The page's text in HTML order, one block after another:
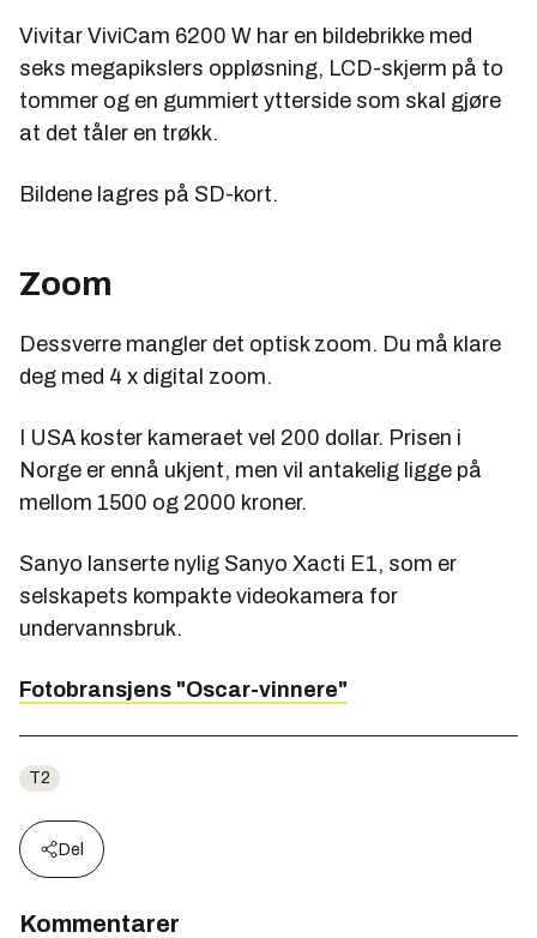
Vivitar ViviCam 6200 W har en bildebrikke med
seks megapikslers oppløsning, LCD-skjerm på to
tommer og en gummiert ytterside som skal gjøre
at det tåler en trøkk.
Bildene lagres på SD-kort.
Zoom
Dessverre mangler det optisk zoom. Du må klare
deg med 4 x digital zoom.
I USA koster kameraet vel 200 dollar. Prisen i
Norge er ennå ukjent, men vil antakelig ligge på
mellom 1500 og 2000 kroner.
Sanyo lanserte nylig Sanyo Xacti E1, som er
selskapets kompakte videokamera for
undervannsbruk.
Fotobransjens "Oscar-vinnere"
T2
Del
Kommentarer